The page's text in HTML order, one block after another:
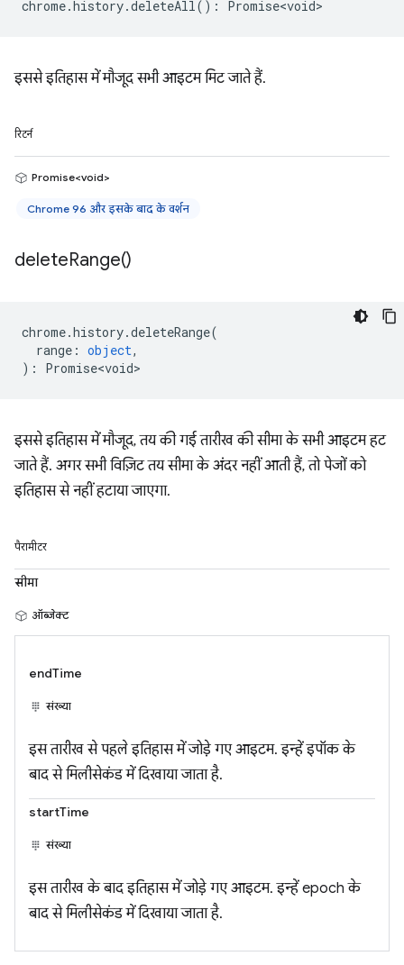
chrome.history.deleteAll() : Promise<void>
इससे इतिहास में मौजूद सभी आइटम मिट जाते हैं.
रिटर्न
Promise<void>
Chrome 96 और इसके बाद के वर्शन
deleteRange()
chrome.history.deleteRange(
range : object,
) : Promise<void>
इससे इतिहास में मौजूद, तय की गई तारीख की सीमा के सभी आइटम हट
जाते हैं. अगर सभी विज़िट तय सीमा के अंदर नहीं आती हैं, तो पेजों को
इतिहास से नहीं हटाया जाएगा.
पैरामीटर
सीमा
ऑब्जेक्ट
endTime
संख्या
इस तारीख से पहले इतिहास में जोड़े गए आइटम. इन्हें इपॉक के
बाद से मिलीसेकंड में दिखाया जाता है.
startTime
संख्या
इस तारीख के बाद इतिहास में जोड़े गए आइटम. इन्हें epoch के
बाद से मिलीसेकंड में दिखाया जाता है.